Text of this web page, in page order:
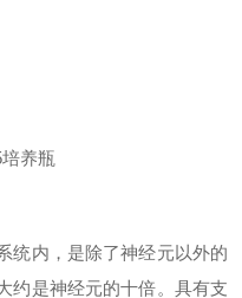
养瓶
统内，是除了神经元以外的
约是神经元的十倍。具有支